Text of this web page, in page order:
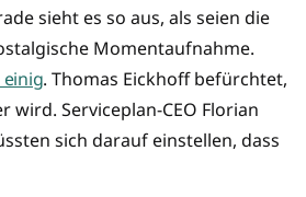
sieht es so aus, als seien die
Momentaufnahme.
. Thomas Eickhoff befürchtet,
Serviceplan-CEO Florian
sich darauf einstellen, dass